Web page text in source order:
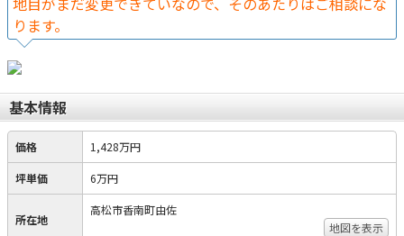
ります。
基本情報
価格 1,428万円
坪単価 6万円
所在地
高松市香南町由佐
地図を表示